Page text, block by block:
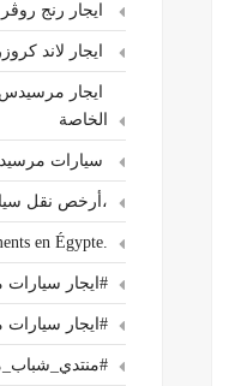
ايجار رنج
ايجار لاند كروزر|V8
الخاصة
سيارات
،أرخص نقل
.Les déplacements en Égypte | نقل سياحي
#ايجار
#ايجار